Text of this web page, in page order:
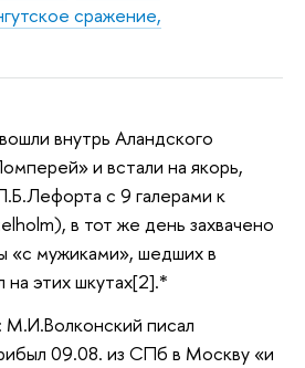
сражение,
внутрь Аландского
и встали на якорь,
с 9 галерами к
в тот же день захвачено
«с мужиками», шедших в
этих шкутах[2].*
: М.И.Волконский писал
09.08. из СПб в Москву «и